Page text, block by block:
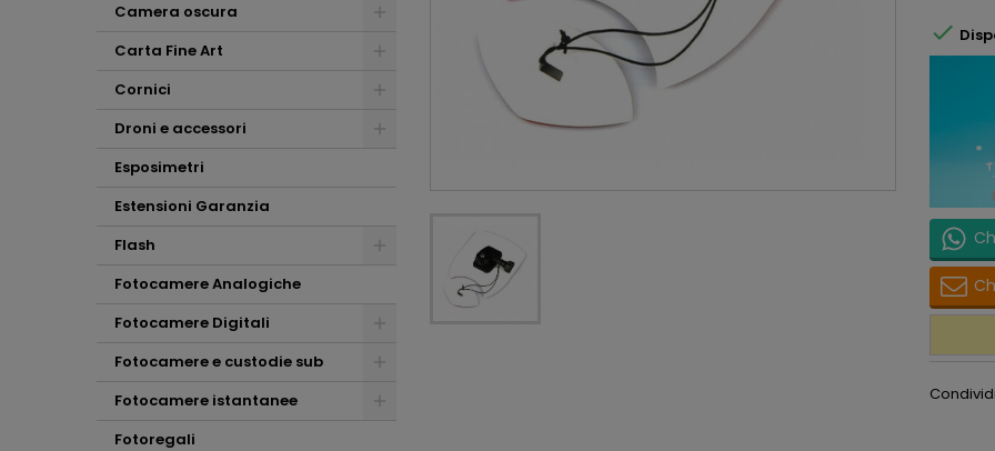
Camera oscura
Carta Fine Art
Cornici
Droni e accessori
Esposimetri
Estensioni Garanzia
Flash
Fotocamere Analogiche
Fotocamere Digitali
Fotocamere e custodie sub
Fotocamere istantanee
Fotoregali
